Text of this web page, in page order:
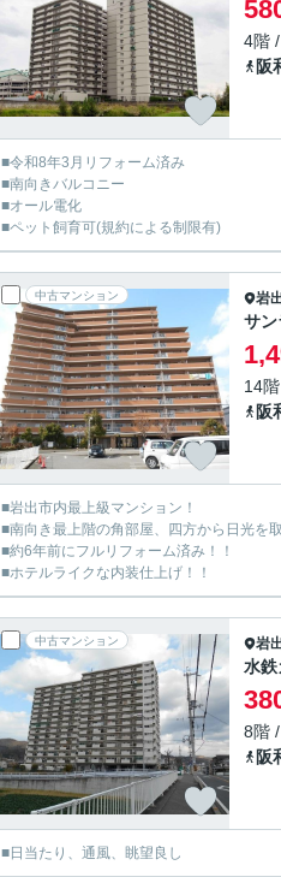
4階
阪
■令和8年3月リフォーム済み
■南向きバルコニー
■オール電化
■ペット飼育可(規約による制限有)
中古マンション 岩
サン
14
阪
■岩出市内最上級マンション！
■南向き最上階の角部屋、四方から日光を
■約6年前にフルリフォーム済み！！
■ホテルライクな内装仕上げ！！
中古マンション 岩
水鉄
8階
阪
■日当たり、通風、眺望良し